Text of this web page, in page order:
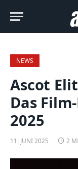
NEWS
Ascot
Das
2025
11. JUNI 2025 2